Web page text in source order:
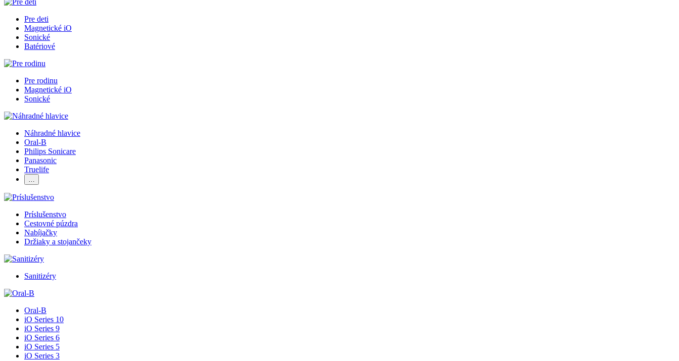
Pre deti
Magnetické iO
Sonické
Batériové
Pre rodinu
Magnetické iO
Sonické
Náhradné hlavice
Oral-B
Philips Sonicare
Panasonic
Truelife
…
Príslušenstvo
Cestovné púzdra
Nabíjačky
Držiaky a stojančeky
Sanitizéry
Oral-B
iO Series 10
iO Series 9
iO Series 6
iO Series 5
iO Series 3